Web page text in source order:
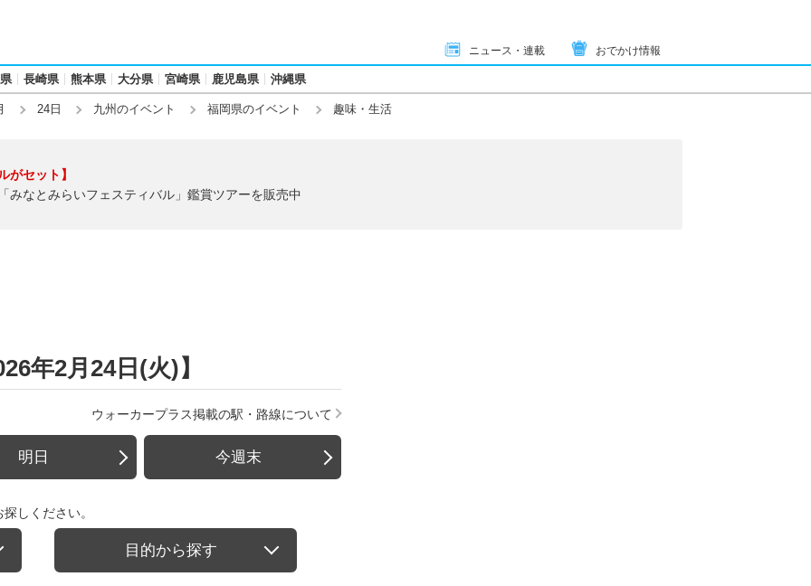
ニュース・連載 おでかけ情報
長崎県 熊本県 大分県 宮崎県 鹿児島県 沖縄県
24日 九州のイベント 福岡県のイベント 趣味・生活
がセット】
みなとみらいフェスティバル」鑑賞ツアーを販売中
年2月24日(火)】
ウォーカープラス掲載の駅・路線について
明日 今週末
しください。
目的から探す